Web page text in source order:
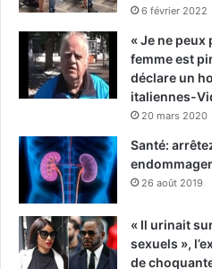
6 février 2022
« Je ne peux
femme est
déclare un
italiennes-
20 mars 2020
Santé:
26 août 2019
« Il urinait
sexuels »,
de